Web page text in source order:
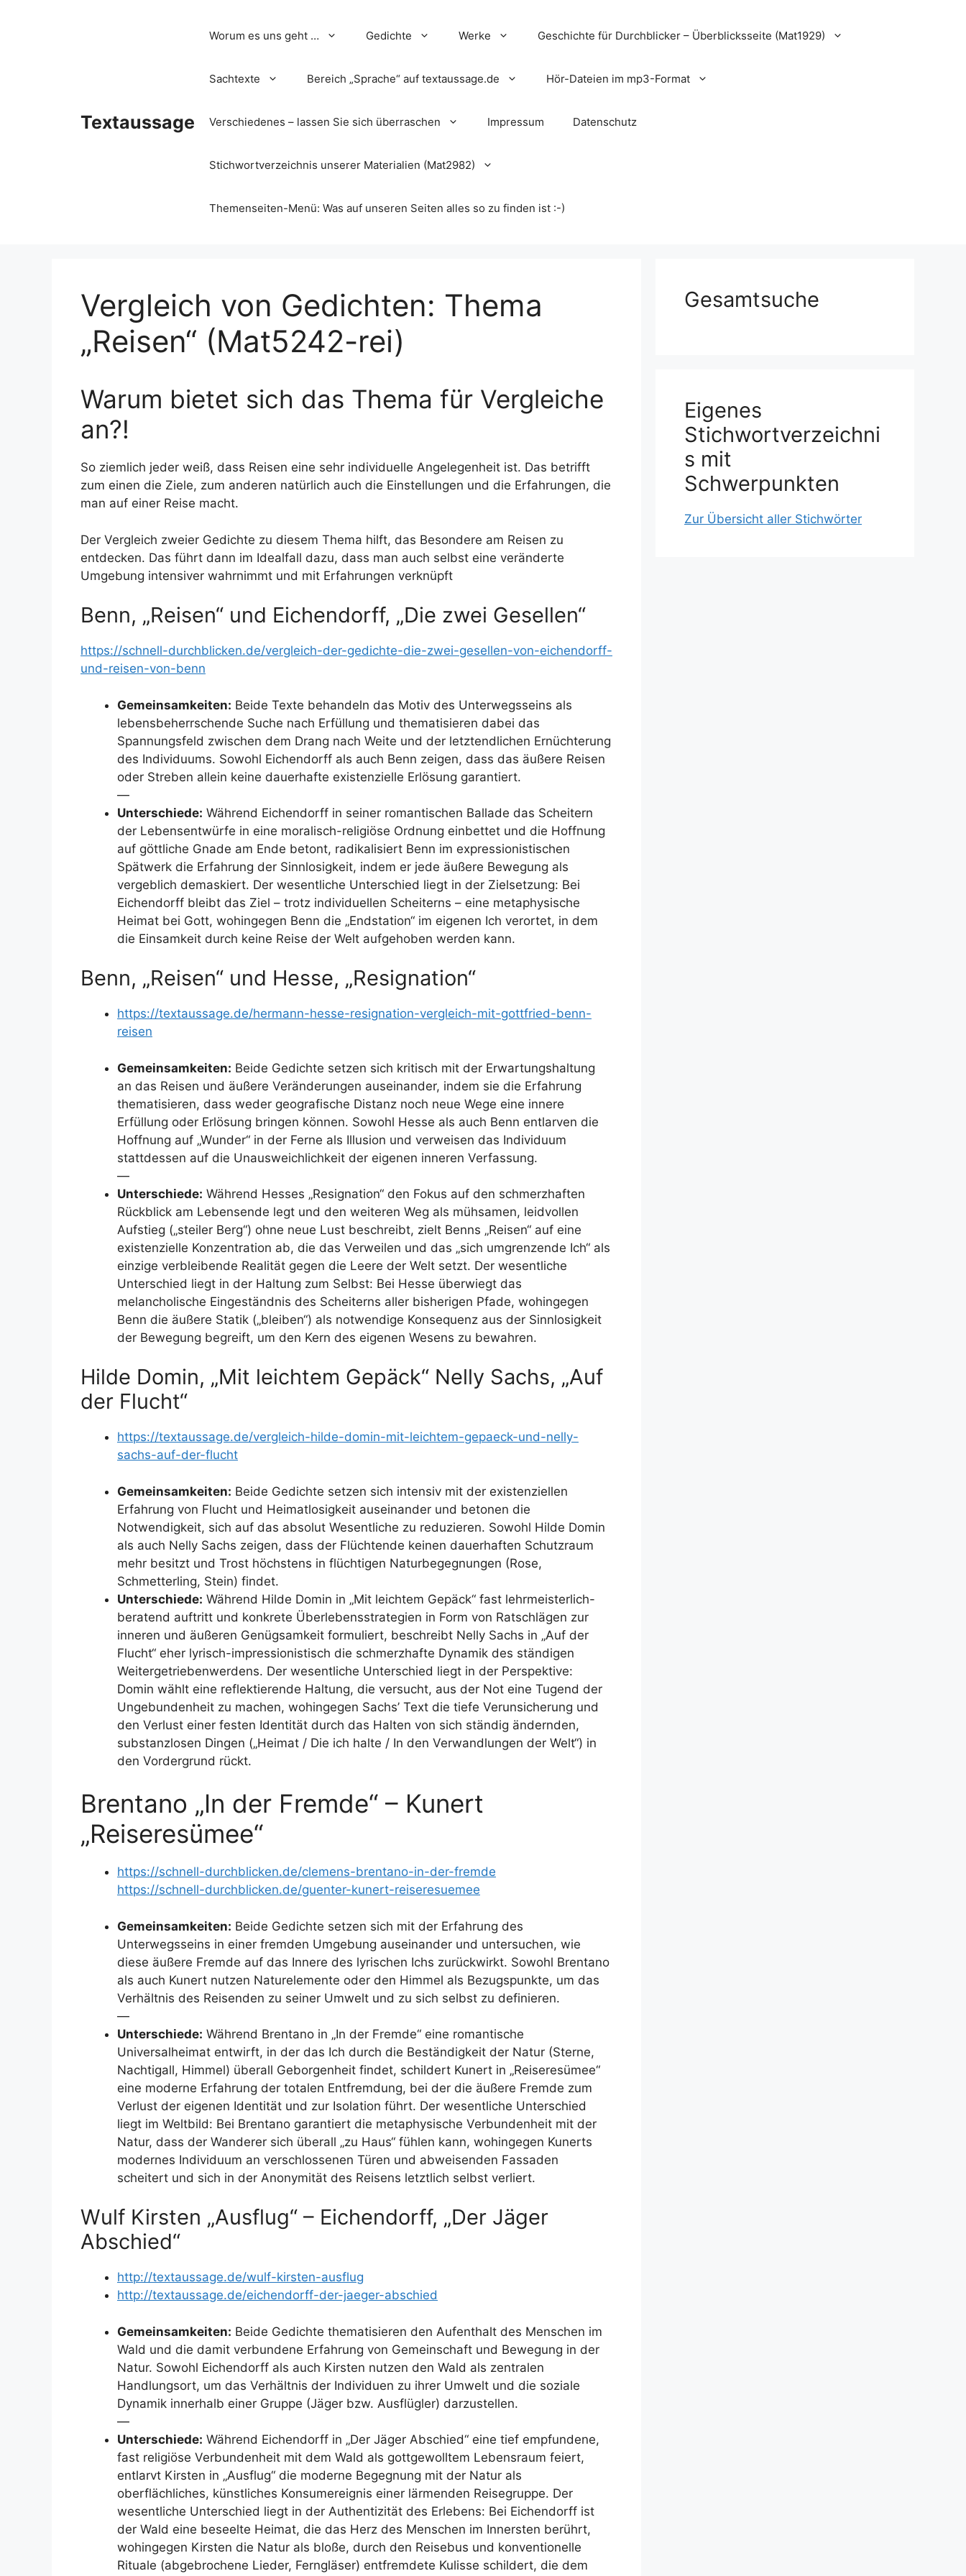
Textaussage
Worum es uns geht … Gedichte Werke Geschichte für Durchblicker – Überblicksseite (Mat1929)
Sachtexte Bereich „Sprache“ auf textaussage.de Hör-Dateien im mp3-Format
Verschiedenes – lassen Sie sich überraschen Impressum Datenschutz
Stichwortverzeichnis unserer Materialien (Mat2982)
Themenseiten-Menü: Was auf unseren Seiten alles so zu finden ist :-)
Vergleich von Gedichten: Thema
„Reisen“ (Mat5242-rei)
Warum bietet sich das Thema für Vergleiche
an?!
So ziemlich jeder weiß, dass Reisen eine sehr individuelle Angelegenheit ist. Das betrifft
zum einen die Ziele, zum anderen natürlich auch die Einstellungen und die Erfahrungen, die
man auf einer Reise macht.
Der Vergleich zweier Gedichte zu diesem Thema hilft, das Besondere am Reisen zu
entdecken. Das führt dann im Idealfall dazu, dass man auch selbst eine veränderte
Umgebung intensiver wahrnimmt und mit Erfahrungen verknüpft
Benn, „Reisen“ und Eichendorff, „Die zwei Gesellen“
https://schnell-durchblicken.de/vergleich-der-gedichte-die-zwei-gesellen-von-eichendorff-
und-reisen-von-benn
Gemeinsamkeiten: Beide Texte behandeln das Motiv des Unterwegsseins als
lebensbeherrschende Suche nach Erfüllung und thematisieren dabei das
Spannungsfeld zwischen dem Drang nach Weite und der letztendlichen Ernüchterung
des Individuums. Sowohl Eichendorff als auch Benn zeigen, dass das äußere Reisen
oder Streben allein keine dauerhafte existenzielle Erlösung garantiert.
—
Unterschiede: Während Eichendorff in seiner romantischen Ballade das Scheitern
der Lebensentwürfe in eine moralisch-religiöse Ordnung einbettet und die Hoffnung
auf göttliche Gnade am Ende betont, radikalisiert Benn im expressionistischen
Spätwerk die Erfahrung der Sinnlosigkeit, indem er jede äußere Bewegung als
vergeblich demaskiert. Der wesentliche Unterschied liegt in der Zielsetzung: Bei
Eichendorff bleibt das Ziel – trotz individuellen Scheiterns – eine metaphysische
Heimat bei Gott, wohingegen Benn die „Endstation“ im eigenen Ich verortet, in dem
die Einsamkeit durch keine Reise der Welt aufgehoben werden kann.
Benn, „Reisen“ und Hesse, „Resignation“
https://textaussage.de/hermann-hesse-resignation-vergleich-mit-gottfried-benn-
reisen
Gemeinsamkeiten: Beide Gedichte setzen sich kritisch mit der Erwartungshaltung
an das Reisen und äußere Veränderungen auseinander, indem sie die Erfahrung
thematisieren, dass weder geografische Distanz noch neue Wege eine innere
Erfüllung oder Erlösung bringen können. Sowohl Hesse als auch Benn entlarven die
Hoffnung auf „Wunder“ in der Ferne als Illusion und verweisen das Individuum
stattdessen auf die Unausweichlichkeit der eigenen inneren Verfassung.
—
Unterschiede: Während Hesses „Resignation“ den Fokus auf den schmerzhaften
Rückblick am Lebensende legt und den weiteren Weg als mühsamen, leidvollen
Aufstieg („steiler Berg“) ohne neue Lust beschreibt, zielt Benns „Reisen“ auf eine
existenzielle Konzentration ab, die das Verweilen und das „sich umgrenzende Ich“ als
einzige verbleibende Realität gegen die Leere der Welt setzt. Der wesentliche
Unterschied liegt in der Haltung zum Selbst: Bei Hesse überwiegt das
melancholische Eingeständnis des Scheiterns aller bisherigen Pfade, wohingegen
Benn die äußere Statik („bleiben“) als notwendige Konsequenz aus der Sinnlosigkeit
der Bewegung begreift, um den Kern des eigenen Wesens zu bewahren.
Hilde Domin, „Mit leichtem Gepäck“ Nelly Sachs, „Auf
der Flucht“
https://textaussage.de/vergleich-hilde-domin-mit-leichtem-gepaeck-und-nelly-
sachs-auf-der-flucht
Gemeinsamkeiten: Beide Gedichte setzen sich intensiv mit der existenziellen
Erfahrung von Flucht und Heimatlosigkeit auseinander und betonen die
Notwendigkeit, sich auf das absolut Wesentliche zu reduzieren. Sowohl Hilde Domin
als auch Nelly Sachs zeigen, dass der Flüchtende keinen dauerhaften Schutzraum
mehr besitzt und Trost höchstens in flüchtigen Naturbegegnungen (Rose,
Schmetterling, Stein) findet.
Unterschiede: Während Hilde Domin in „Mit leichtem Gepäck“ fast lehrmeisterlich-
beratend auftritt und konkrete Überlebensstrategien in Form von Ratschlägen zur
inneren und äußeren Genügsamkeit formuliert, beschreibt Nelly Sachs in „Auf der
Flucht“ eher lyrisch-impressionistisch die schmerzhafte Dynamik des ständigen
Weitergetriebenwerdens. Der wesentliche Unterschied liegt in der Perspektive:
Domin wählt eine reflektierende Haltung, die versucht, aus der Not eine Tugend der
Ungebundenheit zu machen, wohingegen Sachs’ Text die tiefe Verunsicherung und
den Verlust einer festen Identität durch das Halten von sich ständig ändernden,
substanzlosen Dingen („Heimat / Die ich halte / In den Verwandlungen der Welt“) in
den Vordergrund rückt.
Brentano „In der Fremde“ – Kunert
„Reiseresümee“
https://schnell-durchblicken.de/clemens-brentano-in-der-fremde
https://schnell-durchblicken.de/guenter-kunert-reiseresuemee
Gemeinsamkeiten: Beide Gedichte setzen sich mit der Erfahrung des
Unterwegsseins in einer fremden Umgebung auseinander und untersuchen, wie
diese äußere Fremde auf das Innere des lyrischen Ichs zurückwirkt. Sowohl Brentano
als auch Kunert nutzen Naturelemente oder den Himmel als Bezugspunkte, um das
Verhältnis des Reisenden zu seiner Umwelt und zu sich selbst zu definieren.
—
Unterschiede: Während Brentano in „In der Fremde“ eine romantische
Universalheimat entwirft, in der das Ich durch die Beständigkeit der Natur (Sterne,
Nachtigall, Himmel) überall Geborgenheit findet, schildert Kunert in „Reiseresümee“
eine moderne Erfahrung der totalen Entfremdung, bei der die äußere Fremde zum
Verlust der eigenen Identität und zur Isolation führt. Der wesentliche Unterschied
liegt im Weltbild: Bei Brentano garantiert die metaphysische Verbundenheit mit der
Natur, dass der Wanderer sich überall „zu Haus“ fühlen kann, wohingegen Kunerts
modernes Individuum an verschlossenen Türen und abweisenden Fassaden
scheitert und sich in der Anonymität des Reisens letztlich selbst verliert.
Wulf Kirsten „Ausflug“ – Eichendorff, „Der Jäger
Abschied“
http://textaussage.de/wulf-kirsten-ausflug
http://textaussage.de/eichendorff-der-jaeger-abschied
Gemeinsamkeiten: Beide Gedichte thematisieren den Aufenthalt des Menschen im
Wald und die damit verbundene Erfahrung von Gemeinschaft und Bewegung in der
Natur. Sowohl Eichendorff als auch Kirsten nutzen den Wald als zentralen
Handlungsort, um das Verhältnis der Individuen zu ihrer Umwelt und die soziale
Dynamik innerhalb einer Gruppe (Jäger bzw. Ausflügler) darzustellen.
—
Unterschiede: Während Eichendorff in „Der Jäger Abschied“ eine tief empfundene,
fast religiöse Verbundenheit mit dem Wald als gottgewolltem Lebensraum feiert,
entlarvt Kirsten in „Ausflug“ die moderne Begegnung mit der Natur als
oberflächliches, künstliches Konsumereignis einer lärmenden Reisegruppe. Der
wesentliche Unterschied liegt in der Authentizität des Erlebens: Bei Eichendorff ist
der Wald eine beseelte Heimat, die das Herz des Menschen im Innersten berührt,
wohingegen Kirsten die Natur als bloße, durch den Reisebus und konventionelle
Rituale (abgebrochene Lieder, Ferngläser) entfremdete Kulisse schildert, die dem
Gesamtsuche
Eigenes
Stichwortverzeichni
s mit
Schwerpunkten
Zur Übersicht aller Stichwörter